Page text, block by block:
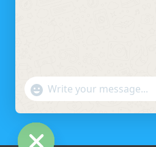
Sepetinizde
WhatsApp